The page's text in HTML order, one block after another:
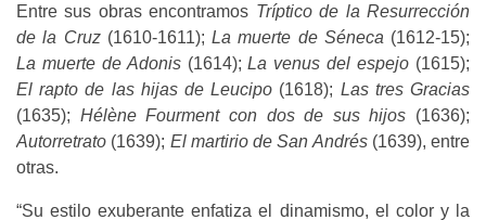
Entre sus obras encontramos Tríptico de la Resurrección
de la Cruz(1610-1611); La muerte de Séneca (1612-15);
La muerte de Adonis (1614);La venus del espejo (1615);
El rapto de las hijas de Leucipo (1618); Las tres Gracias
(1635); Hélène Fourment con dos de sus hijos (1636);
Autorretrato (1639); El martirio de San Andrés(1639), entre
otras.
“Su estilo exuberante enfatiza el dinamismo, el color y la